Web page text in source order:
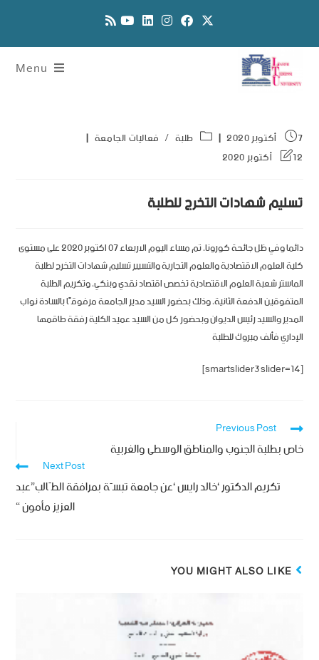
Menu
7 أكتوبر 2020 طلبة / فعاليات الجامعة
12 أكتوبر 2020
تسليم شهادات التخرج للطلبة
دائما وفي ظل جائحة كورونا، تم مساء اليوم الاربعاء 07 اكتوبر 2020 على مستوى
كلية العلوم الاقتصادية والعلوم التجارية والتسيير تسليم شهادات التخرج لطلبة
الماستر شعبة العلوم الاقتصادية تخصص اقتصاد نقدي وبنكي، وتكريم الطلبة
المتفوقين الدفعة الثانية، وذلك بحضور السيد مدير الجامعة مرفوقًا بالسادة نواب
المدير والسيد رئيس الديوان وبحضور كل من السيد عميد الكلية رفقة طاقمها
الإداري فألف مبروك للطلبة
[smartslider3 slider=14]
Previous Post
خاص بطلبة الجنوب والمناطق الوسطى والغربية
Next Post
تكريم الدكتور ‘خالد رايس ‘عن جامعة تبسّة بمرافقة الطّالب”عبد
العزيز مأمون “
YOU MIGHT ALSO LIKE